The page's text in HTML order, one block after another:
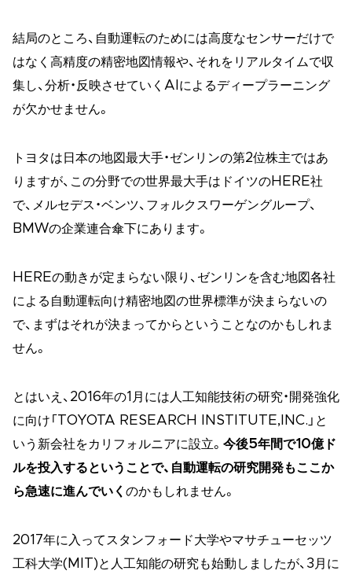
結局のところ、自動運転のためには高度なセンサーだけで
はなく高精度の精密地図情報や、それをリアルタイムで収
集し、分析・反映させていくAIによるディープラーニング
が欠かせません。
トヨタは日本の地図最大手・ゼンリンの第2位株主ではあ
りますが、この分野での世界最大手はドイツのHERE社
で、メルセデス・ベンツ、フォルクスワーゲングループ、
BMWの企業連合傘下にあります。
HEREの動きが定まらない限り、ゼンリンを含む地図各社
による自動運転向け精密地図の世界標準が決まらないの
で、まずはそれが決まってからということなのかもしれま
せん。
とはいえ、2016年の1月には人工知能技術の研究・開発強化
に向け「TOYOTA RESEARCH INSTITUTE,INC.」と
いう新会社をカリフォルニアに設立。 今後5年間で10億ド
ルを投入するということで、自動運転の研究開発もここか
ら急速に進んでいく のかもしれません。
2017年に入ってスタンフォード大学やマサチューセッツ
工科大学(MIT)と人工知能の研究も始動しましたが、3月に